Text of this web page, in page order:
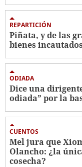
REPARTICIÓN
Piñata, y de las
bienes incautados
ODIADA
Dice una
odiada” por la
CUENTOS
Mel jura que
Olancho: ¿la
cosecha?